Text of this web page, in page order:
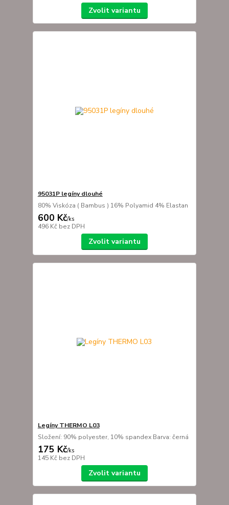
Zvolit variantu
95031P legíny dlouhé
80% Viskóza ( Bambus ) 16% Polyamid 4% Elastan
600 Kč/ks
496 Kč bez DPH
Zvolit variantu
Legíny THERMO L03
Složení: 90% polyester, 10% spandex Barva: černá
175 Kč/ks
145 Kč bez DPH
Zvolit variantu